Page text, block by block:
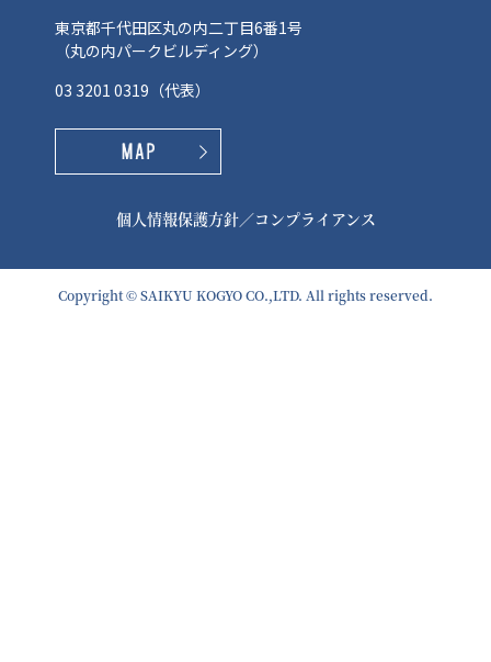
東京都千代田区丸の内二丁目6番1号
（丸の内パークビルディング）
03 3201 0319 （代表）
個人情報保護方針／コンプライアンス
Copyright © SAIKYU KOGYO CO.,LTD. All rights reserved.